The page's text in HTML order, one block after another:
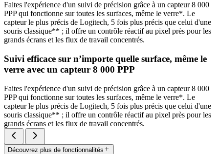
Faites l'expérience d'un suivi de précision grâce à un capteur 8 000
PPP qui fonctionne sur toutes les surfaces, même le verre*. Le
capteur le plus précis de Logitech, 5 fois plus précis que celui d'une
souris classique** ; il offre un contrôle réactif au pixel près pour les
grands écrans et les flux de travail concentrés.
Suivi efficace sur n’importe quelle surface, même le
verre avec un capteur 8 000 PPP
Faites l'expérience d'un suivi de précision grâce à un capteur 8 000
PPP qui fonctionne sur toutes les surfaces, même le verre*. Le
capteur le plus précis de Logitech, 5 fois plus précis que celui d'une
souris classique** ; il offre un contrôle réactif au pixel près pour les
grands écrans et les flux de travail concentrés.
Découvrez plus de fonctionnalités